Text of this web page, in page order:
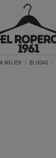
MUJER BLUSAS